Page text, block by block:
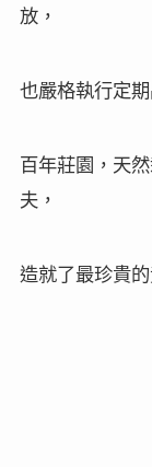
放，
也嚴格執行定
百年莊園，天
夫，
造就了最珍貴